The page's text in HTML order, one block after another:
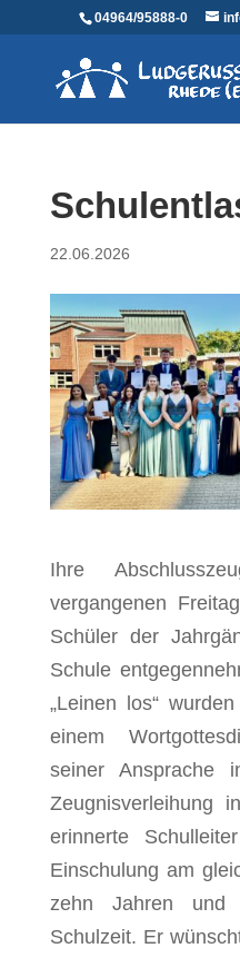
04964/95888-0
22.06.2026
Ihre
vergangenen
Schüler der
Schule
„Leinen los“
einem
seiner Ansprache
Zeugnisverleihung
erinnerte
Einschulung am
zehn Jahren
Schulzeit. Er